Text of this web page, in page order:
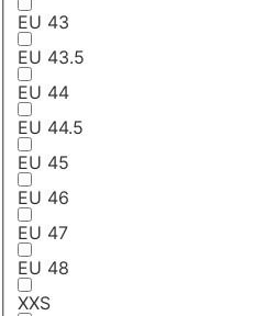
EU 43
EU 43.5
EU 44
EU 44.5
EU 45
EU 46
EU 47
EU 48
XXS